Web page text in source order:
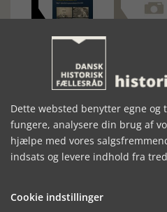
MARGARINEFABRIK
JUICEINDUSTRI
EN
Dette websted benytter egne
fungere, analysere din brug af
hjælpe med vores
indsats og levere indhold fra
Cookie indstillinger